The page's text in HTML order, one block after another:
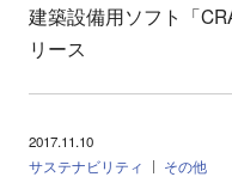
建築設備用ソフト「
リース
2017.11.10
サステナビリティ
その他